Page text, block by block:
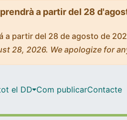
a partir del 28
partir del 28 de agosto de
28, 2026. We apologize for
el DD Com publicarContacte